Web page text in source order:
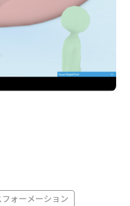
ォーメーション